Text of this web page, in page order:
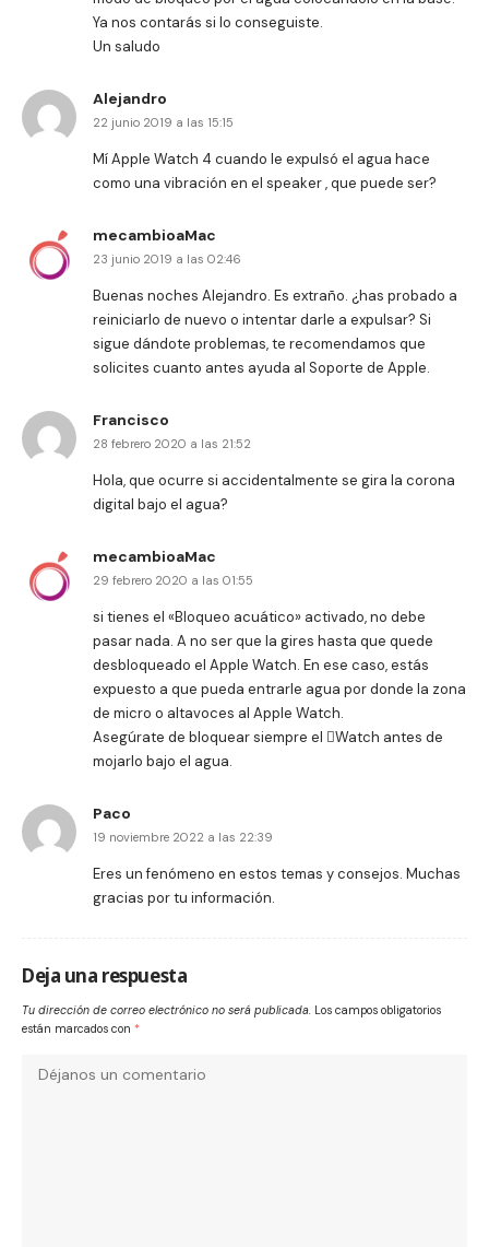
Ya nos contarás si lo conseguiste.
Un saludo
Alejandro
22 junio 2019 a las 15:15
Mí Apple Watch 4 cuando le expulsó el agua hace
como una vibración en el speaker , que puede ser?
mecambioaMac
23 junio 2019 a las 02:46
Buenas noches Alejandro. Es extraño. ¿has probado a
reiniciarlo de nuevo o intentar darle a expulsar? Si
sigue dándote problemas, te recomendamos que
solicites cuanto antes ayuda al Soporte de Apple.
Francisco
28 febrero 2020 a las 21:52
Hola, que ocurre si accidentalmente se gira la corona
digital bajo el agua?
mecambioaMac
29 febrero 2020 a las 01:55
si tienes el «Bloqueo acuático» activado, no debe
pasar nada. A no ser que la gires hasta que quede
desbloqueado el Apple Watch. En ese caso, estás
expuesto a que pueda entrarle agua por donde la zona
de micro o altavoces al Apple Watch.
Asegúrate de bloquear siempre el Watch antes de
mojarlo bajo el agua.
Paco
19 noviembre 2022 a las 22:39
Eres un fenómeno en estos temas y consejos. Muchas
gracias por tu información.
Deja una respuesta
Tu dirección de correo electrónico no será publicada. Los campos obligatorios
están marcados con *